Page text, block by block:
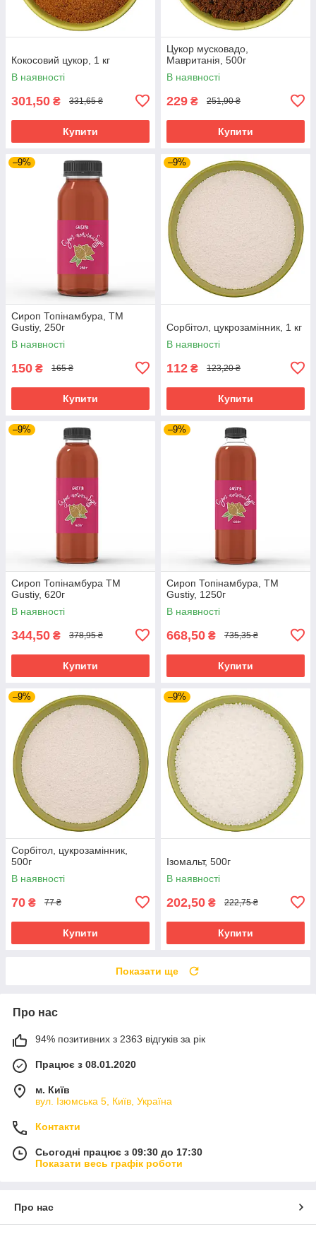
Кокосовий цукор, 1 кг
В наявності
301,50 ₴ 331,65 ₴
Купити
Цукор мусковадо,
Мавританія, 500г
В наявності
229 ₴ 251,90 ₴
Купити
–9%
Сироп Топінамбура, ТМ
Gustiy, 250г
В наявності
150 ₴ 165 ₴
Купити
–9%
Сорбітол, цукрозамінник, 1 кг
В наявності
112 ₴ 123,20 ₴
Купити
–9%
Сироп Топінамбура ТМ
Gustiy, 620г
В наявності
344,50 ₴ 378,95 ₴
Купити
–9%
Сироп Топінамбура, ТМ
Gustiy, 1250г
В наявності
668,50 ₴ 735,35 ₴
Купити
–9%
Сорбітол, цукрозамінник,
500г
В наявності
70 ₴ 77 ₴
Купити
–9%
Ізомальт, 500г
В наявності
202,50 ₴ 222,75 ₴
Купити
Показати ще
Про нас
94% позитивних з 2363 відгуків за рік
Працює з 08.01.2020
м. Київ
вул. Ізюмська 5, Київ, Україна
Контакти
Сьогодні працює з 09:30 до 17:30
Показати весь графік роботи
Про нас